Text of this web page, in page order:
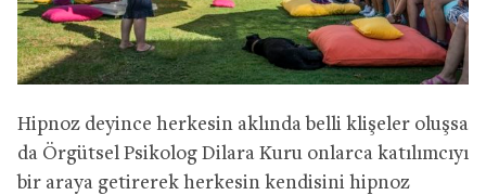
Hipnoz deyince herkesin aklında belli klişeler oluşsa
da Örgütsel Psikolog Dilara Kuru onlarca katılımcıyı
bir araya getirerek herkesin kendisini hipnoz